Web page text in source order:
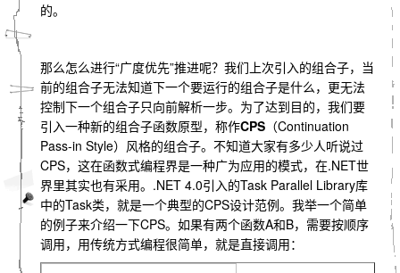
的。
那么怎么进行“广度优先”推进呢？我们上次引入的组合子，当
前的组合子无法知道下一个要运行的组合子是什么，更无法
控制下一个组合子只向前解析一步。为了达到目的，我们要
引入一种新的组合子函数原型，称作CPS （Continuation
Pass-in Style）风格的组合子。不知道大家有多少人听说过
CPS，这在函数式编程界是一种广为应用的模式，在.NET世
界里其实也有采用。.NET 4.0引入的Task Parallel Library库
中的Task类，就是一个典型的CPS设计范例。我举一个简单
的例子来介绍一下CPS。如果有两个函数A和B，需要按顺序
调用，用传统方式编程很简单，就是直接调用：